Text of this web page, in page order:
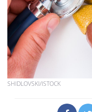
SHIDLOVSKI/ISTOCK